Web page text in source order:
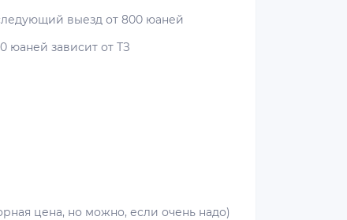
выезд от 800 юаней
юаней зависит от ТЗ
цена, но можно, если очень надо)